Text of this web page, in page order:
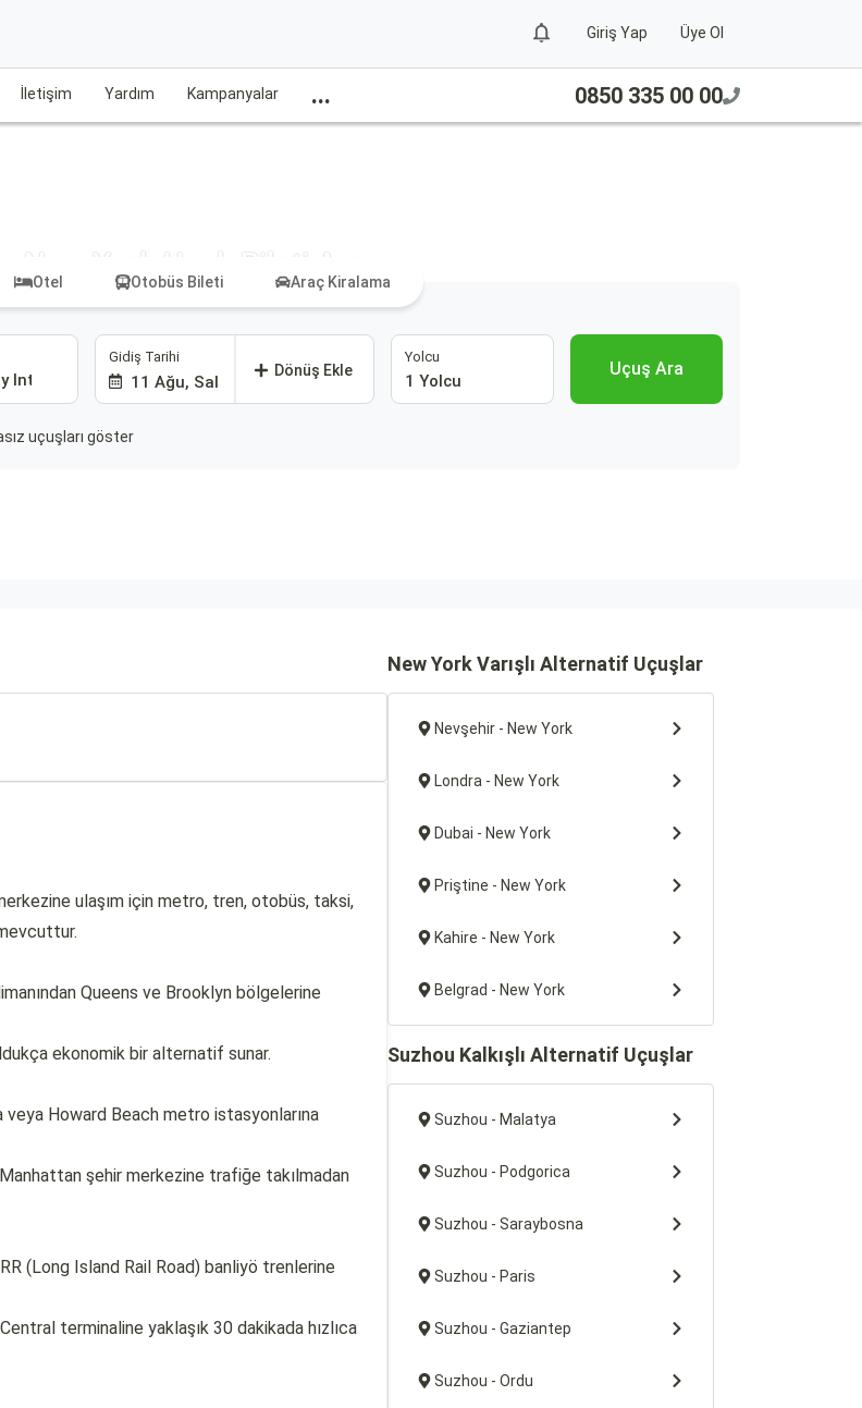
Giriş Yap Üye Ol
İletişim Yardım Kampanyalar ... 0850 335 00 00
New York Uçak Bileti Ara
Otel Otobüs Bileti Araç Kiralama
Gidiş Tarihi
11 Ağu, Sal
Dönüş Ekle
Yolcu
1 Yolcu
Uçuş Ara
uçuşları göster
ulaşım için metro, tren, otobüs, taksi,
Queens ve Brooklyn bölgelerine
ekonomik bir alternatif sunar.
Howard Beach metro istasyonlarına
şehir merkezine trafiğe takılmadan
(Long Island Rail Road) banliyö trenlerine
terminaline yaklaşık 30 dakikada hızlıca
New York Varışlı Alternatif Uçuşlar
Nevşehir - New York
Londra - New York
Dubai - New York
Priştine - New York
Kahire - New York
Belgrad - New York
Suzhou Kalkışlı Alternatif Uçuşlar
Suzhou - Malatya
Suzhou - Podgorica
Suzhou - Saraybosna
Suzhou - Paris
Suzhou - Gaziantep
Suzhou - Ordu